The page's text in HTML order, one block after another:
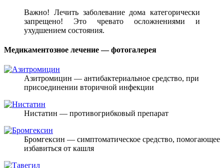
Важно! Лечить заболевание дома категорически
запрещено! Это чревато осложнениями и
ухудшением состояния.
Медикаментозное лечение — фотогалерея
Азитромицин — антибактериальное средство, при
присоединении вторичной инфекции
Нистатин — противогрибковый препарат
Бромгексин — симптоматическое средство, помогающее
избавиться от кашля